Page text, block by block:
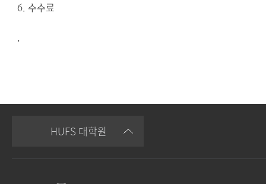
6.수수료
.
HUFS 대학원